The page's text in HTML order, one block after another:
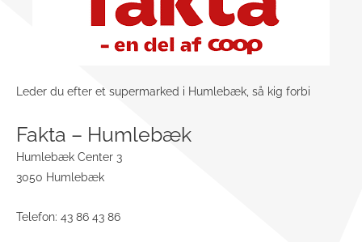
Leder du efter et supermarked i Humlebæk, så kig forbi
Fakta – Humlebæk
Humlebæk Center 3
3050 Humlebæk
Telefon: 43 86 43 86